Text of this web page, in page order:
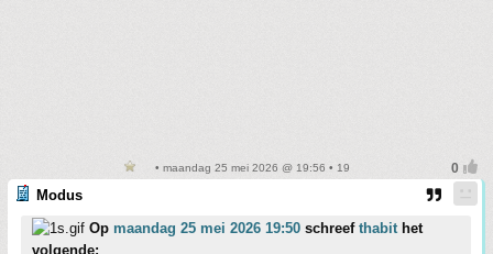
• maandag 25 mei 2026 @ 19:56 • 19
Modus
Op maandag 25 mei 2026 19:50 schreef thabithet
volgende: